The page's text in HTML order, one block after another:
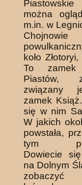
można
m.in. w
koło
To zamek
Piastów,
związany
zamek
się w nim
W jakich
powstała,
tym
Dowiecie
na Dolnym
zobaczyć